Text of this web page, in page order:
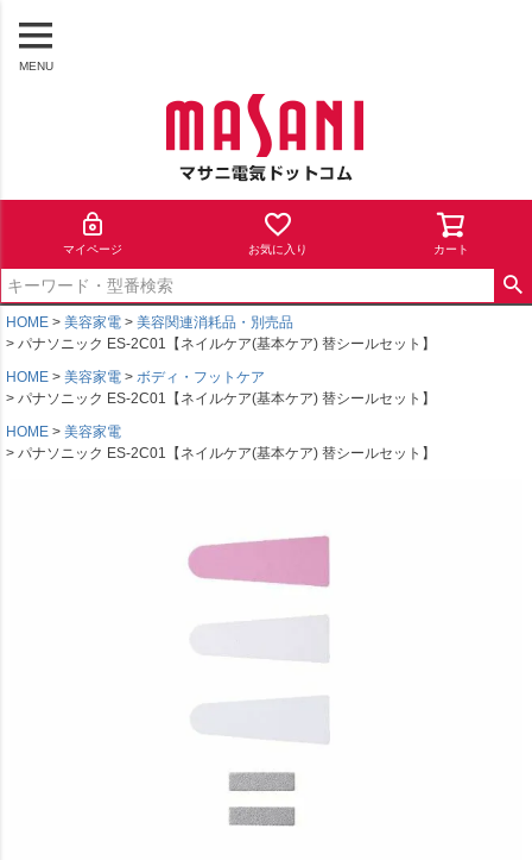
MENU
マイページ お気に入り カート
HOME 美容家電
美容関連消耗品・別売品
パナソニック ES-2C01【ネイルケア(基本ケア) 替シールセット】
HOME
美容家電
ボディ・フットケア
パナソニック ES-2C01【ネイルケア(基本ケア) 替シールセット】
HOME
美容家電
パナソニック ES-2C01【ネイルケア(基本ケア) 替シールセット】